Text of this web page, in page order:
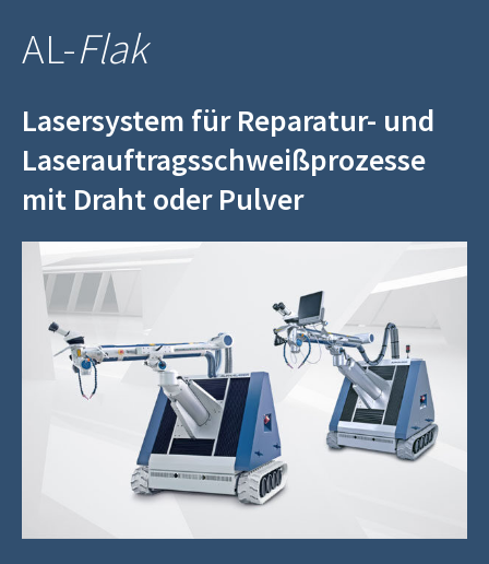
AL-Flak
Lasersystem für Reparatur- und
Laserauftragsschweißprozesse
mit Draht oder Pulver